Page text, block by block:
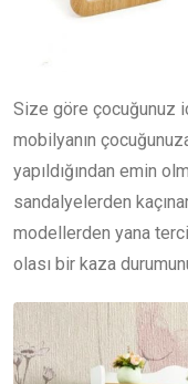
Size göre çocuğunuz
mobilyanın
yapıldığından emin
sandalyelerden
modellerden yana
olası bir kaza